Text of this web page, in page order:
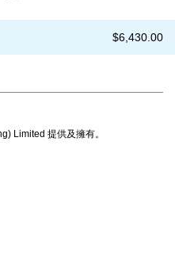
$6,430.00
Limited 提供及擁有。